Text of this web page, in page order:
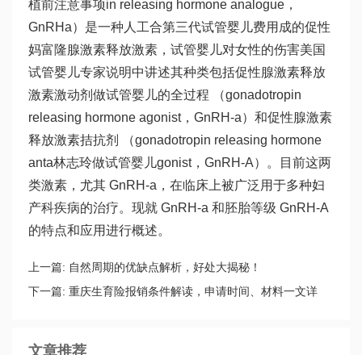
植前注意事项in releasing hormone analogue，
GnRHa）是一种人工合第三代试管婴儿费用 成的促性
妈富隆腺激素释放激素， 试管婴儿对女性的伤害美国
试管婴儿专家说明中讲述其种类包括促性腺激素释放
激素激动剂 做试管婴儿的全过程 （gonadotropin
releasing hormone agonist，GnRH-a）和促性腺激素
释放激素拮抗剂 （gonadotropin releasing hormone
anta林志玲做试管婴儿gonist，GnRH-A）。目前这两
类激素，尤其 GnRH-a，在临床上被广泛用于多种妇
产科疾病的治疗。现就 GnRH-a 和胚胎等级 GnRH-A
的特点和应用进行概述。
上一篇: 自然周期的优缺点解析，好处大揭秘！
下一篇: 重庆生育险报销条件解读，申请时间、材料一文详
文章推荐